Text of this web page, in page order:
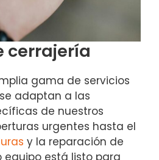
cerrajería
gama de servicios
adaptan a las
de nuestros
urgentes hasta el
y la reparación de
equipo está listo para